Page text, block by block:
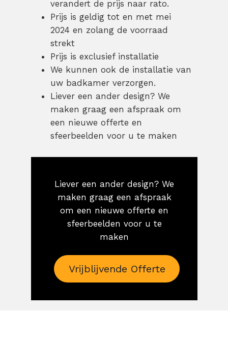
Vrijblijvende Offerte
Liever een ander design? We
maken graag een afspraak
om een nieuwe offerte en
sfeerbeelden voor u te
maken
verandert de prijs naar rato.
Prijs is geldig tot en met mei
2024 en zolang de voorraad
strekt
Prijs is exclusief installatie
We kunnen ook de installatie van
uw badkamer verzorgen.
Liever een ander design? We
maken graag een afspraak om
een nieuwe offerte en
sfeerbeelden voor u te maken